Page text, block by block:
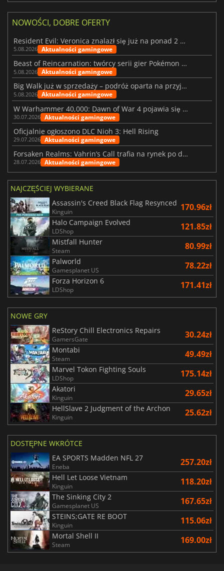
NOWOŚCI, DOBRE OFERTY
Resident Evil: Veronica znalazł się już na ponad 2 milionach list życzeń
5.08.2026 Aktualności gamingowe
Beast of Reincarnation: twórcy serii gier Pokémon wkraczają na nową ścieżkę
5.08.2026 Aktualności gamingowe
Big Walk już w sprzedaży – podróż oparta na przyjaźni
5.08.2026 Aktualności gamingowe
W Warhammer 40,000: Dawn of War 4 pojawia się frakcja Nekronów
30.07.2026 Aktualności gamingowe
Oficjalnie ogłoszono DLC Nioh 3: Hell Rising
29.07.2026 Aktualności gamingowe
Forsaken Realms: Vahrin’s Call trafia na rynek po dziesięciu latach prac
28.07.2026 Aktualności gamingowe
NAJCZĘŚCIEJ WYBIERANE
Assassin's Creed Black Flag Resynced
Kinguin 170.96zł
Halo Campaign Evolved
LDShop 121.85zł
Mistfall Hunter
Steam 80.99zł
Palworld
Gamesplanet US 78.22zł
Forza Horizon 6
LDShop 171.41zł
NOWE GRY
ReStory Chill Electronics Repairs
GamersGate 30.24zł
Montabi
Steam 49.49zł
Marvel Tokon Fighting Souls
LDShop 175.14zł
Akatori
Kinguin 29.65zł
HellSlave 2 Judgment of the Archon
Kinguin 25.62zł
DOSTĘPNE WKRÓTCE
EA SPORTS Madden NFL 27
Eneba 257.20zł
Hell Let Loose Vietnam
Kinguin 118.20zł
The Sinking City 2
Gamesplanet US 167.65zł
STEINS;GATE RE BOOT
Kinguin 115.06zł
Mortal Shell II
Steam 169.00zł